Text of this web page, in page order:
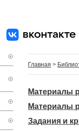
Главная >
Материалы
Материалы
Задания и